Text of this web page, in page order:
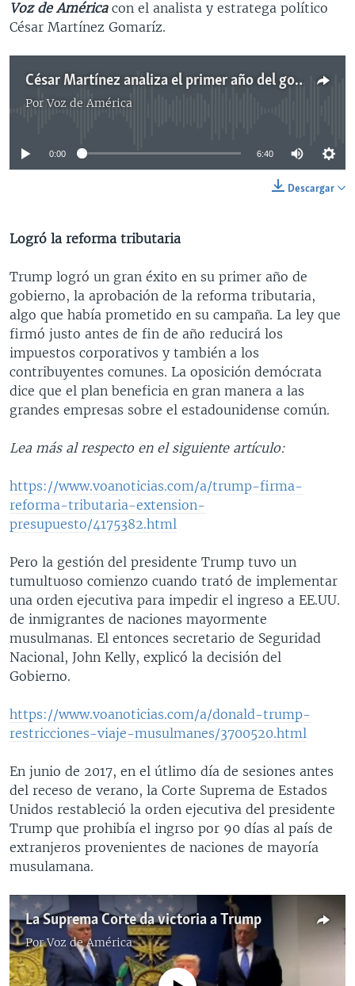
Voz de Américacon el analista y estratega político
César Martínez Gomaríz.
César Martínez analiza el primer año del gobierno de Donald Trump
PorVoz de América
No media source currently available
0:00 6:40
Descargar
Logró la reforma tributaria
Trump logró un gran éxito en su primer año de
gobierno, la aprobación de la reforma tributaria,
algo que había prometido en su campaña. La ley que
firmó justo antes de fin de año reducirá los
impuestos corporativos y también a los
contribuyentes comunes. La oposición demócrata
dice que el plan beneficia en gran manera a las
grandes empresas sobre el estadounidense común.
Lea más al respecto en el siguiente artículo:
https://www.voanoticias.com/a/trump-firma-
reforma-tributaria-extension-
presupuesto/4175382.html
Pero la gestión del presidente Trump tuvo un
tumultuoso comienzo cuando trató de implementar
una orden ejecutiva para impedir el ingreso a EE.UU.
de inmigrantes de naciones mayormente
musulmanas. El entonces secretario de Seguridad
Nacional, John Kelly, explicó la decisión del
Gobierno.
https://www.voanoticias.com/a/donald-trump-
restricciones-viaje-musulmanes/3700520.html
En junio de 2017, en el útlimo día de sesiones antes
del receso de verano, la Corte Suprema de Estados
Unidos restableció la orden ejecutiva del presidente
Trump que prohibía el ingrso por 90 días al país de
extranjeros provenientes de naciones de mayoría
musulamana.
La Suprema Corte da victoria a Trump
PorVoz de América
No media source currently available